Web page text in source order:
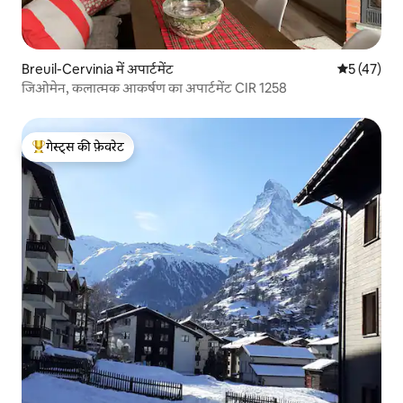
Breuil-Cervinia में अपार्टमेंट औसत रेटिंग
5 (47)
जिओमेन, कलात्मक आकर्षण का अपार्टमेंट CIR 1258
गेस्ट्स का टॉप फ़ेवरेट
गेस्ट्स की फ़ेवरेट